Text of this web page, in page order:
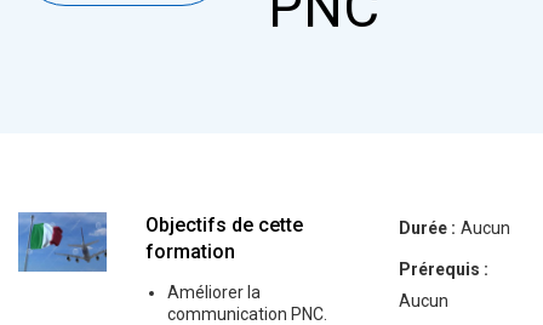
Objectifs de cette
formation
Améliorer la
communication PNC.
Durée : Aucun
Prérequis :
Aucun